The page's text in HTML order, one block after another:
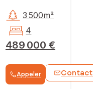
WhatsApp
489 000 €
3 500m²
4
Appeler